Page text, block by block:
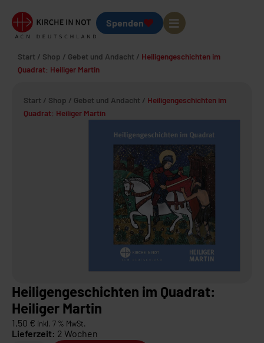
Spenden
Start / Shop / Gebet und Andacht / Heiligengeschichten im
Quadrat: Heiliger Martin
Start / Shop / Gebet und Andacht / Heiligengeschichten im
Quadrat: Heiliger Martin
Heiligengeschichten im Quadrat:
Heiliger Martin
1,50 € inkl. 7 % MwSt.
Lieferzeit: 2 Wochen